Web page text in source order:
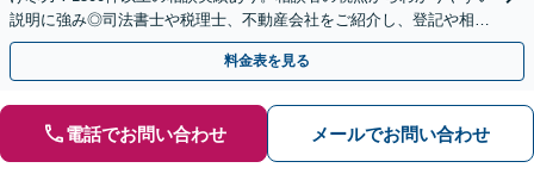
説明に強み◎司法書士や税理士、不動産会社をご紹介し、登記や相続
税の申告までワンストップで対応【夜間相談可】
料金表を見る
電話でお問い合わせ メールでお問い合わせ